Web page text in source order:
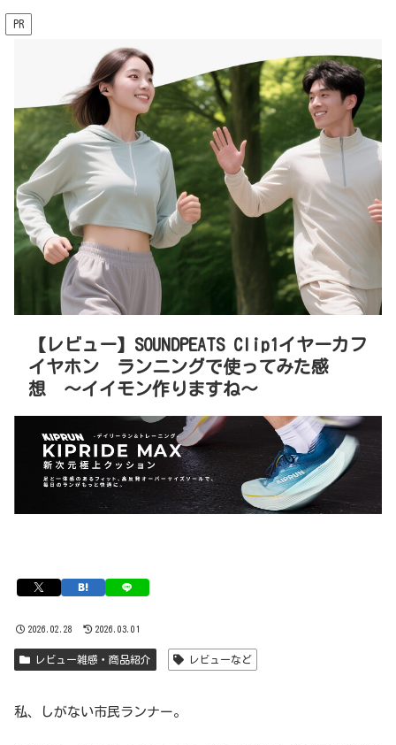
PR
【レビュー】SOUNDPEATS Clip1イヤーカフ
イヤホン ランニングで使ってみた感
想 〜イイモン作りますね〜
2026.02.28 2026.03.01
レビュー雑感・商品紹介 レビューなど
私、しがない市民ランナー。